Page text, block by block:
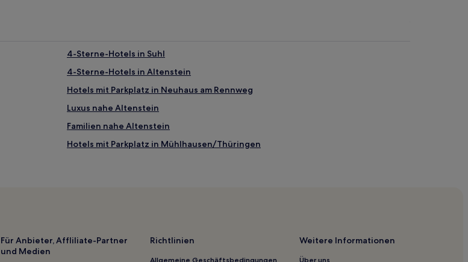
4-Sterne-Hotels in Suhl
4-Sterne-Hotels in Altenstein
Hotels mit Parkplatz in Neuhaus am Rennweg
Luxus nahe Altenstein
Familien nahe Altenstein
Hotels mit Parkplatz in Mühlhausen/Thüringen
Für Anbieter, Affliliate-Partner
und Medien
Richtlinien
Allgemeine Geschäftsbedingungen
Weitere Informationen
Über uns